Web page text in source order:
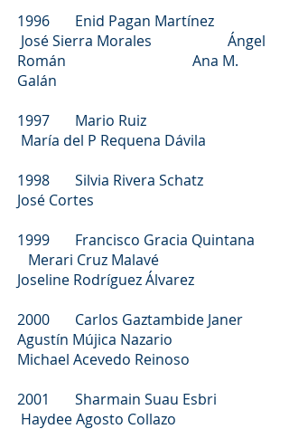
1996 Enid Pagan Martínez
José Sierra Morales Ángel
Román Ana M.
Galán
1997 Mario Ruiz
María del P Requena Dávila
1998 Silvia Rivera Schatz
José Cortes
1999 Francisco Gracia Quintana
Merari Cruz Malavé
Joseline Rodríguez Álvarez
2000 Carlos Gaztambide Janer
Agustín Mújica Nazario
Michael Acevedo Reinoso
2001 Sharmain Suau Esbri
Haydee Agosto Collazo